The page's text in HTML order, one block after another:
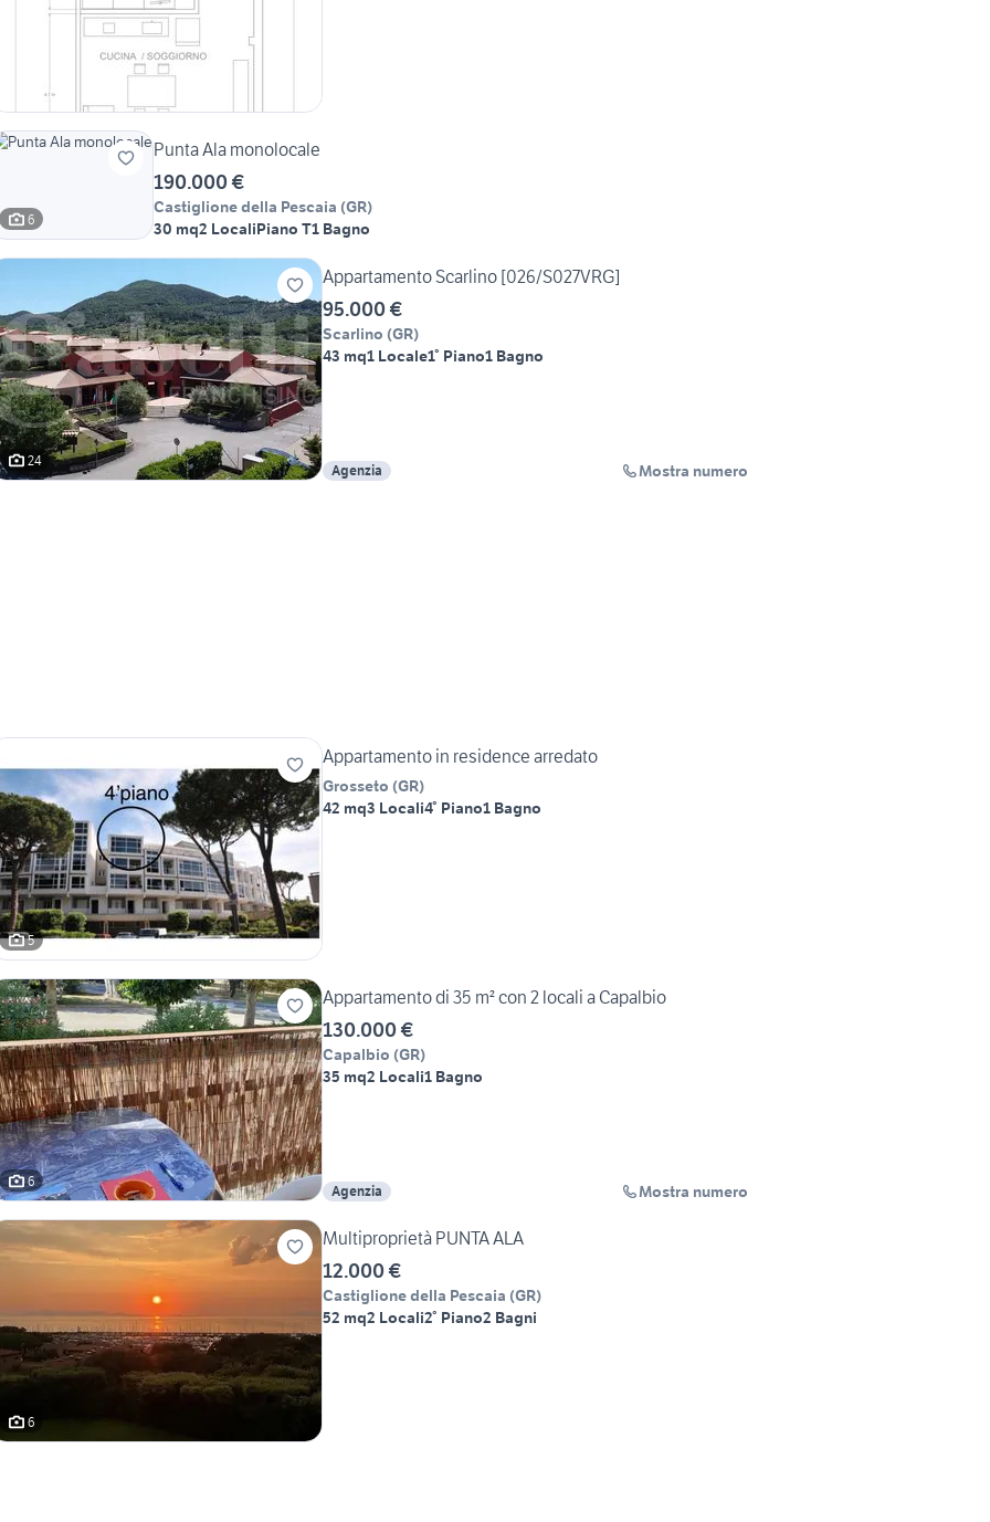
6
Punta Ala monolocale
190.000 €
Castiglione della Pescaia (GR)
30 mq2 LocaliPiano T1 Bagno
24
Appartamento Scarlino [026/S027VRG]
95.000 €
Scarlino (GR)
43 mq1 Locale1° Piano1 Bagno
Agenzia Mostra numero
5
Appartamento in residence arredato
Grosseto (GR)
42 mq3 Locali4° Piano1 Bagno
6
Appartamento di 35 m² con 2 locali a Capalbio
130.000 €
Capalbio (GR)
35 mq2 Locali1 Bagno
Agenzia Mostra numero
6
Multiproprietà PUNTA ALA
12.000 €
Castiglione della Pescaia (GR)
52 mq2 Locali2° Piano2 Bagni